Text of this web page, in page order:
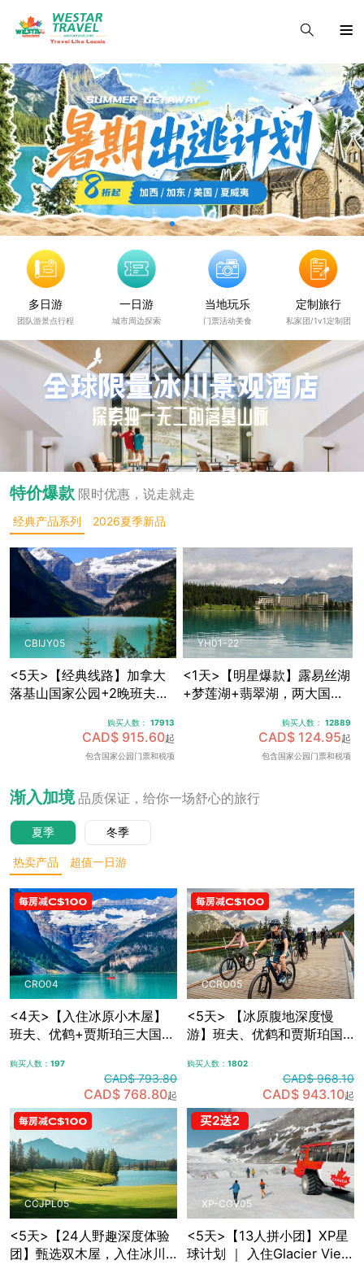
多日游
团队游景点行程
一日游
城市周边探索
当地玩乐
门票活动美食
定制旅行
私家团/1v1定制团
特价爆款 限时优惠，说走就走
经典产品系列 2026夏季新品
CBIJY05
<5天>【经典线路】加拿大
落基山国家公园+2晚班夫镇
园，露易丝湖纯玩跟团游，
可加订百年费尔蒙班夫温泉
酒店内午餐，升级美食体
购买人数：17913
CAD$ 915.60起
包含国家公园门票和税项
YH01-22
<1天>【明星爆款】露易丝湖
+梦莲湖+翡翠湖，两大国家
购买人数： 12889
CAD$ 124.95起
包含国家公园门票和税项
渐入加境 品质保证，给你一场舒心的旅行
夏季 冬季
热卖产品 超值一日游
CRO04
<4天>【入住冰原小木屋】
班夫、优鹤+贾斯珀三大国家
原，露易斯湖+梦莲湖+翡翠
湖+佩托湖，自选漂流/骑行/
敞篷车观光
购买人数： 197
CAD$ 793.80
CAD$ 768.80起
CCRO05
<5天> 【冰原腹地深度慢
游】班夫、优鹤和贾斯珀国
冰原，夜宿冰原腹地特色木
屋，自选漂流/骑行/敞篷车观
光，含卡尔加里接送机
购买人数： 1802
CAD$ 968.10
CAD$ 943.10起
CCJPL05
<5天>【24人野趣深度体验
团】甄选双木屋，入住冰川
XP-CGV05
<5天>【13人拼小团】XP星
球计划 ｜ 入住Glacier View